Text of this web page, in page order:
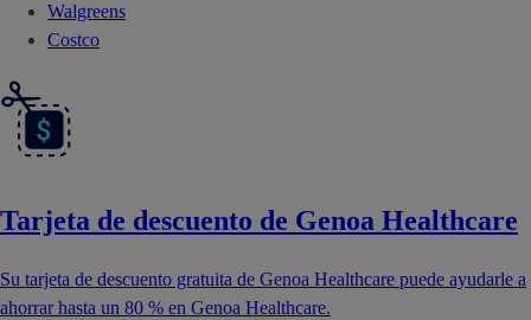
Walgreens
Costco
Tarjeta de descuento de Genoa Healthcare
Su tarjeta de descuento gratuita de Genoa Healthcare puede ayudarle a
ahorrar hasta un 80 % en Genoa Healthcare.